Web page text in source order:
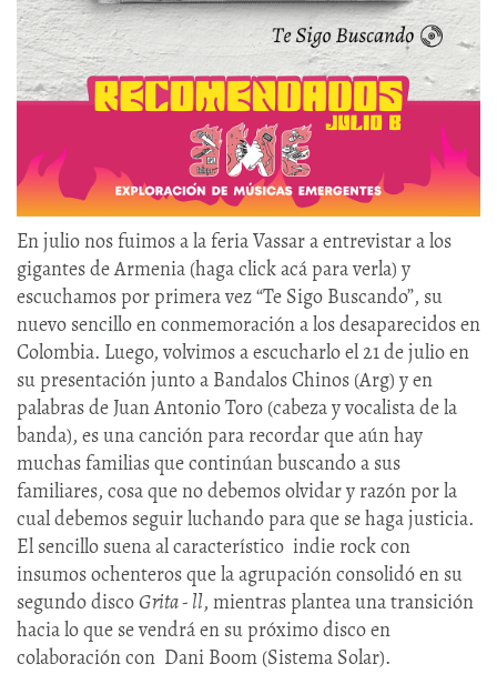
En julio nos fuimos a la feria Vassar a entrevistar a los
gigantes de Armenia (haga click acá para verla) y
escuchamos por primera vez “Te Sigo Buscando”, su
nuevo sencillo en conmemoración a los desaparecidos en
Colombia. Luego, volvimos a escucharlo el 21 de julio en
su presentación junto a Bandalos Chinos (Arg) y en
palabras de Juan Antonio Toro (cabeza y vocalista de la
banda), es una canción para recordar que aún hay
muchas familias que continúan buscando a sus
familiares, cosa que no debemos olvidar y razón por la
cual debemos seguir luchando para que se haga justicia.
El sencillo suena al característico indie rock con
insumos ochenteros que la agrupación consolidó en su
segundo discoGrita - ll, mientras plantea una transición
hacia lo que se vendrá en su próximo disco en
colaboración con Dani Boom (Sistema Solar).